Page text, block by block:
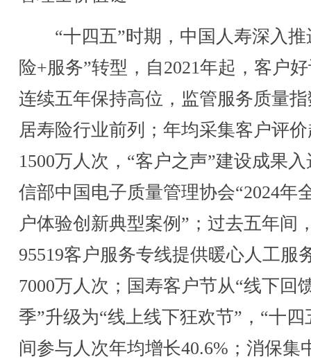
“十四五”时期，中国人寿深入推
险+服务”转型，自2021年起，客户
连续五年保持高位，监管服务质量
居寿险行业前列；年均采集客户评
1500万人次，“客户之声”建设成果
信部中国电子质量管理协会“2024年
户体验创新典型案例”；过去五年间
95519客户服务专线提供暖心人工服
7000万人次；国寿客户节从“线下回
季”升级为“线上线下狂欢节”，“十四
间参与人次年均增长40.6%；消保集